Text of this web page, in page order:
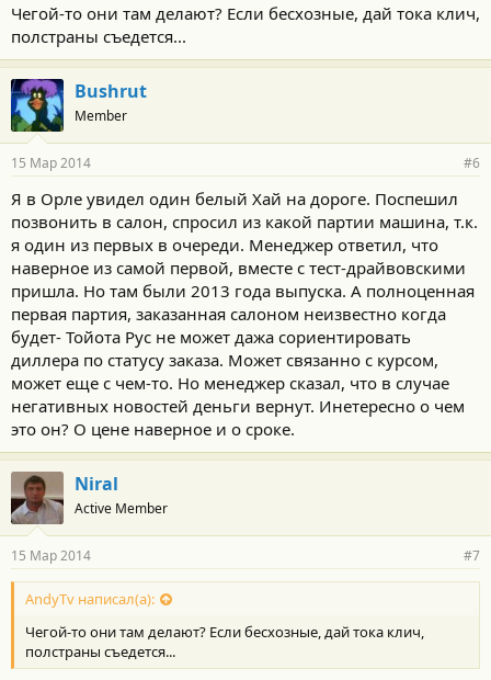
Чегой-то они там делают? Если бесхозные, дай тока клич,
полстраны съедется...
Bushrut
Member
15 Мар 2014 #6
Я в Орле увидел один белый Хай на дороге. Поспешил
позвонить в салон, спросил из какой партии машина, т.к.
я один из первых в очереди. Менеджер ответил, что
наверное из самой первой, вместе с тест-драйвовскими
пришла. Но там были 2013 года выпуска. А полноценная
первая партия, заказанная салоном неизвестно когда
будет- Тойота Рус не может дажа сориентировать
диллера по статусу заказа. Может связанно с курсом,
может еще с чем-то. Но менеджер сказал, что в случае
негативных новостей деньги вернут. Инетересно о чем
это он? О цене наверное и о сроке.
Niral
Active Member
15 Мар 2014 #7
AndyTv написал(а):
Чегой-то они там делают? Если бесхозные, дай тока клич,
полстраны съедется...